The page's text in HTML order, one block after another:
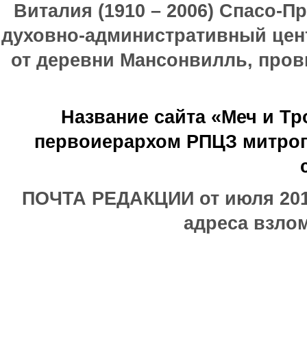
Виталия (1910 – 2006) Спасо-
духовно-административный
от деревни Мансонвилль,
Название сайта «Меч и
первоиерархом РПЦЗ
ПОЧТА РЕДАКЦИИ от июля
адреса